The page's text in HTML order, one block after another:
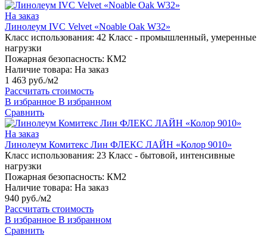
На заказ
Линолеум IVC Velvet «Noable Oak W32»
Класс использования: 42 Класс - промышленный, умеренные
нагрузки
Пожарная безопасность: КМ2
Наличие товара: На заказ
1 463 руб./м2
Рассчитать стоимость
В избранное В избранном
Сравнить
На заказ
Линолеум Комитекс Лин ФЛЕКС ЛАЙН «Колор 9010»
Класс использования: 23 Класс - бытовой, интенсивные
нагрузки
Пожарная безопасность: КМ2
Наличие товара: На заказ
940 руб./м2
Рассчитать стоимость
В избранное В избранном
Сравнить